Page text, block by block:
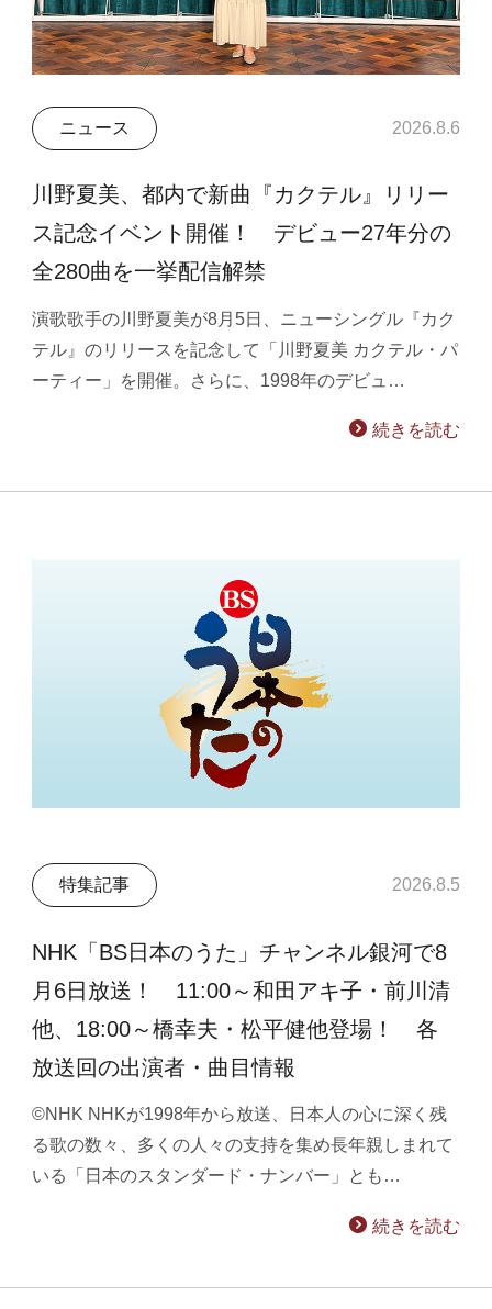
ニュース 2026.8.6
川野夏美、都内で新曲『カクテル』リリー
ス記念イベント開催！ デビュー27年分の
全280曲を一挙配信解禁
演歌歌手の川野夏美が8月5日、ニューシングル『カク
テル』のリリースを記念して「川野夏美 カクテル・パ
ーティー」を開催。さらに、1998年のデビュ…
続きを読む
特集記事 2026.8.5
NHK「BS日本のうた」チャンネル銀河で8
月6日放送！ 11:00～和田アキ子・前川清
他、18:00～橋幸夫・松平健他登場！ 各
放送回の出演者・曲目情報
©NHK NHKが1998年から放送、日本人の心に深く残
る歌の数々、多くの人々の支持を集め長年親しまれて
いる「日本のスタンダード・ナンバー」とも…
続きを読む